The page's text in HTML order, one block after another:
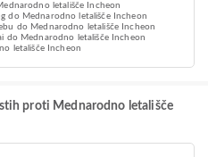
letališče Incheon
do Mednarodno letališče Incheon
do Mednarodno letališče Incheon
do Mednarodno letališče Incheon
letališče Incheon
proti Mednarodno letališče